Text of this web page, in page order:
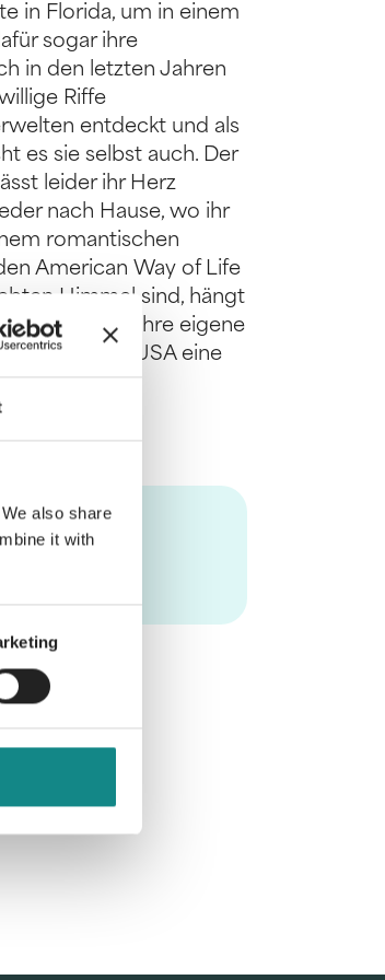
also share
it with
in Florida, um in einem
sogar ihre
in den letzten Jahren
Riffe
entdeckt und als
es sie selbst auch. Der
leider ihr Herz
nach Hause, wo ihr
romantischen
American Way of Life
Himmel sind, hängt
Wird Julia ihre eigene
Liebe in den USA eine